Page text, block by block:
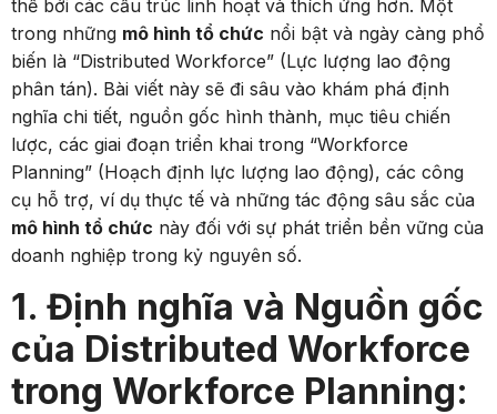
thế bởi các cấu trúc linh hoạt và thích ứng hơn. Một
trong những mô hình tổ chức nổi bật và ngày càng phổ
biến là “Distributed Workforce” (Lực lượng lao động
phân tán). Bài viết này sẽ đi sâu vào khám phá định
nghĩa chi tiết, nguồn gốc hình thành, mục tiêu chiến
lược, các giai đoạn triển khai trong “Workforce
Planning” (Hoạch định lực lượng lao động), các công
cụ hỗ trợ, ví dụ thực tế và những tác động sâu sắc của
mô hình tổ chức này đối với sự phát triển bền vững của
doanh nghiệp trong kỷ nguyên số.
1. Định nghĩa và Nguồn gốc
của Distributed Workforce
trong Workforce Planning: